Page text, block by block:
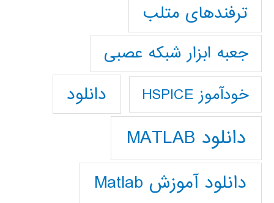
ترفندهای متلب
جعبه ابزار شبکه عصبی
خودآموز HSPICE دانلود
دانلود MATLAB
دانلود آموزش Matlab